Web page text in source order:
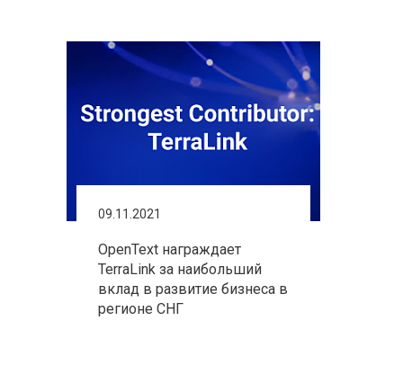
09.11.2021
OpenText награждает
TerraLink за наибольший
вклад в развитие бизнеса в
регионе СНГ